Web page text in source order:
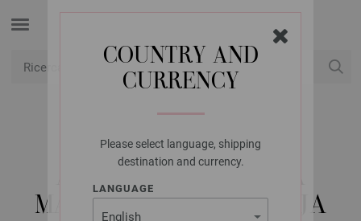
COUNTRY AND
CURRENCY
Please select language, shipping
destination and currency.
LANGUAGE
LANA GROSSA
AGO CIRCOLARE DA
MAGLIA FAGGIO (TANJA